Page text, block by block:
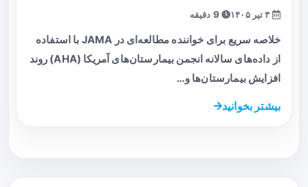
9 دقیقه
خلاصه سریع برای خواننده مطالعه‌ای در JAMA با استفاده
از داده‌های سالانه انجمن بیمارستان‌های آمریکا (AHA) روند
افزایش بیمارستان‌ها و…
بیشتر بخوانید